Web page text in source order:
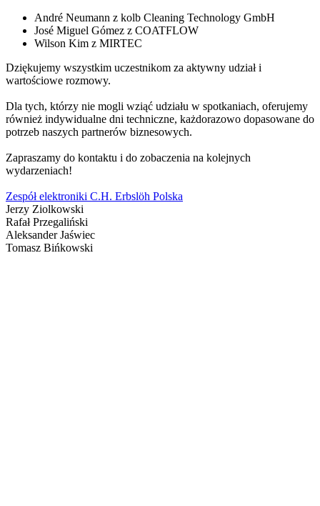
André Neumann z kolb Cleaning Technology GmbH
José Miguel Gómez z COATFLOW
Wilson Kim z MIRTEC
Dziękujemy wszystkim uczestnikom za aktywny udział i
wartościowe rozmowy.
Dla tych, którzy nie mogli wziąć udziału w spotkaniach, oferujemy
również indywidualne dni techniczne, każdorazowo dopasowane do
potrzeb naszych partnerów biznesowych.
Zapraszamy do kontaktu i do zobaczenia na kolejnych
wydarzeniach!
Zespół elektroniki C.H. Erbslöh Polska
Jerzy Ziolkowski
Rafał Przegaliński
Aleksander Jaświec
Tomasz Bińkowski